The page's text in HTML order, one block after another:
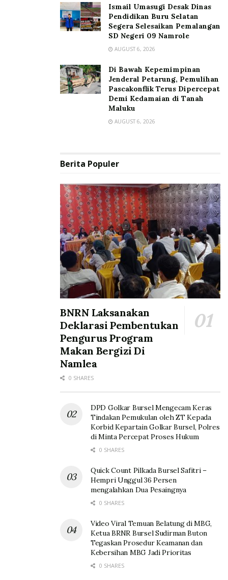
Ismail Umasugi Desak Dinas
Pendidikan Buru Selatan
Segera Selesaikan Pemalangan
SD Negeri 09 Namrole
AUGUST 6, 2026
Di Bawah Kepemimpinan
Jenderal Petarung, Pemulihan
Pascakonflik Terus Dipercepat
Demi Kedamaian di Tanah
Maluku
AUGUST 6, 2026
Berita Populer
BNRN Laksanakan
Deklarasi Pembentukan
Pengurus Program
Makan Bergizi Di
Namlea
0 SHARES
DPD Golkar Bursel Mengecam Keras
Tindakan Pemukulan oleh ZT Kepada
Korbid Kepartain Golkar Bursel, Polres
di Minta Percepat Proses Hukum
0 SHARES
Quick Count Pilkada Bursel Safitri –
Hempri Unggul 36 Persen
mengalahkan Dua Pesaingnya
0 SHARES
Video Viral Temuan Belatung di MBG,
Ketua BRNR Bursel Sudirman Buton
Tegaskan Prosedur Keamanan dan
Kebersihan MBG Jadi Prioritas
0 SHARES